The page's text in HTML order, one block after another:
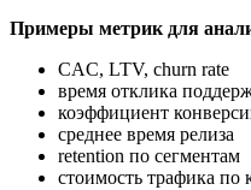
Примеры метрик для
CAC, LTV, churn rate
время отклика
коэффициент
среднее время релиза
retention по сегментам
стоимость трафика по